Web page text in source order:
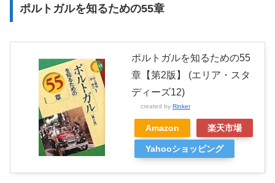
ポルトガルを知るための55章
ポルトガルを知るための55
章【第2版】 (エリア・スタ
ディーズ12)
created by Rinker
Amazon 楽天市場
Yahooショッピング